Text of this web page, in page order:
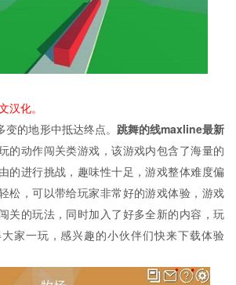
汉化。
的地形中抵达终点。 跳舞的线maxline最新
的动作闯关类游戏，该游戏内包含了海量的
的进行挑战，趣味性十足，游戏整体难度偏
松，可以带给玩家非常好的游戏体验，游戏
关的玩法，同时加入了好多全新的内容，玩
家一玩，感兴趣的小伙伴们快来下载体验